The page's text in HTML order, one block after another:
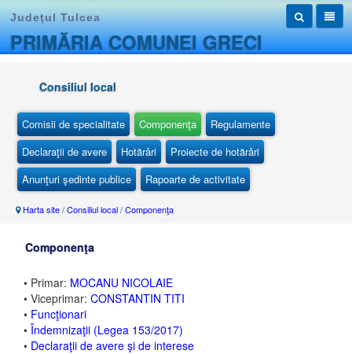
Judeţul Tulcea
PRIMĂRIA COMUNEI GRECI
Consiliul local
Comisii de specialitate Componenţa
Regulamente
Declaraţii de avere
Hotărâri
Proiecte de hotărâri
Anunţuri şedinte publice
Rapoarte de activitate
Harta site/Consiliul local/Componenţa
Componenţa
• Primar: MOCANU NICOLAIE
• Viceprimar: CONSTANTIN TITI
• Funcţionari
• Îndemnizaţii (Legea 153/2017)
• Declaraţii de avere şi de interese